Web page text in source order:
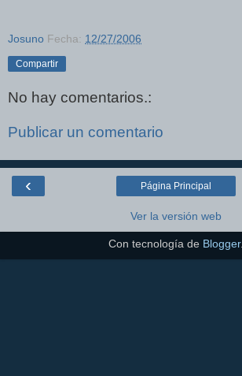
Josuno Fecha: 12/27/2006
Compartir
No hay comentarios.:
Publicar un comentario
‹ Página Principal
Ver la versión web
Con tecnología de Blogger.